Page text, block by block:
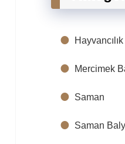
Hayvancılık
Mercimek
Saman
Saman